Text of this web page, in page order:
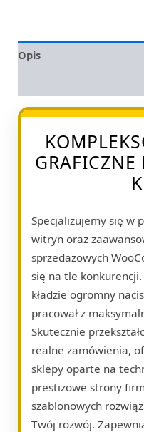
Opis
Specjalizujemy się w
witryn oraz
sprzedażowych
się na tle
kładzie ogromny
pracował z
Skutecznie
realne zamówienia,
sklepy oparte na
prestiżowe strony
szablonowych
Twój rozwój.